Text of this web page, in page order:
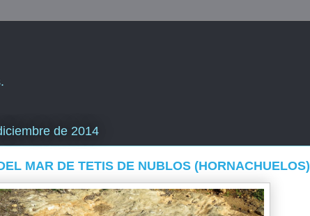
de 2014
MAR DE TETIS DE NUBLOS (HORNACHUELOS)